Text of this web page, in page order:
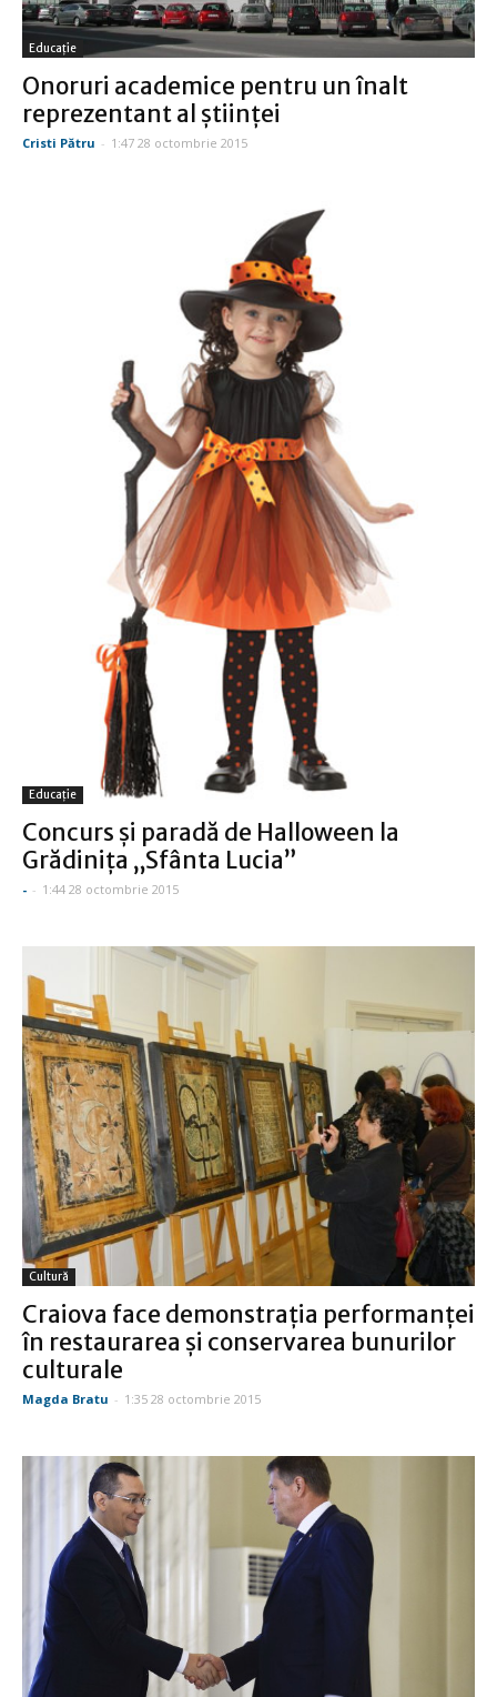
Educație
Onoruri academice pentru un înalt
reprezentant al ştiinţei
Cristi Pătru - 1:47 28 octombrie 2015
Educație
Concurs și paradă de Halloween la
Grădinița „Sfânta Lucia”
- - 1:44 28 octombrie 2015
Cultură
Craiova face demonstraţia performanţei
în restaurarea şi conservarea bunurilor
culturale
Magda Bratu - 1:35 28 octombrie 2015